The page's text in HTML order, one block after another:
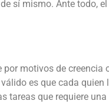
sí mismo. Ante todo,
por motivos de
es que cada
tareas que requiere